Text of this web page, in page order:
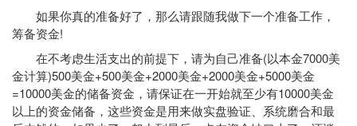
如果你真的准备好了，那么请跟随我做下一个准备工作，
筹备资金!
在不考虑生活支出的前提下，请为自己准备(以本金7000美
金计算)500美金+500美金+2000美金+2000美金+5000美金
=10000美金的储备资金，请保证在一开始就至少有10000美金
以上的资金储备，这些资金是用来做实盘验证、系统磨合和最